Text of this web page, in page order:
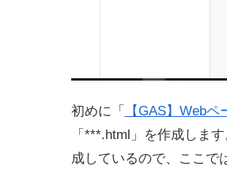
初めに「 【GAS】Web
「***.html」を作成しま
成しているので、ここで